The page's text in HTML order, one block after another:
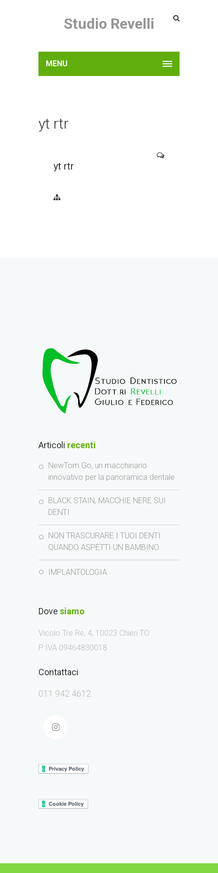
Studio Revelli
MENU
yt rtr
yt rtr
Articoli recenti
NewTom Go, un macchinario
innovativo per la panoramica dentale
BLACK STAIN, MACCHIE NERE SUI
DENTI
NON TRASCURARE I TUOI DENTI
QUANDO ASPETTI UN BAMBINO
IMPLANTOLOGIA
Dove siamo
Vicolo Tre Re, 4, 10023 Chieri TO
P IVA 09464830018
Contattaci
011 942 4612